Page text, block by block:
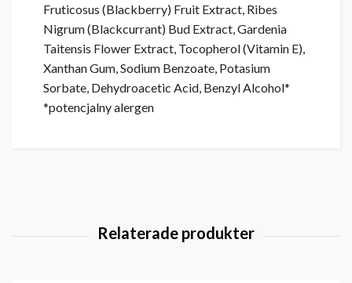
Fruticosus (Blackberry) Fruit Extract, Ribes
Nigrum (Blackcurrant) Bud Extract, Gardenia
Taitensis Flower Extract, Tocopherol (Vitamin E),
Xanthan Gum, Sodium Benzoate, Potasium
Sorbate, Dehydroacetic Acid, Benzyl Alcohol*
*potencjalny alergen